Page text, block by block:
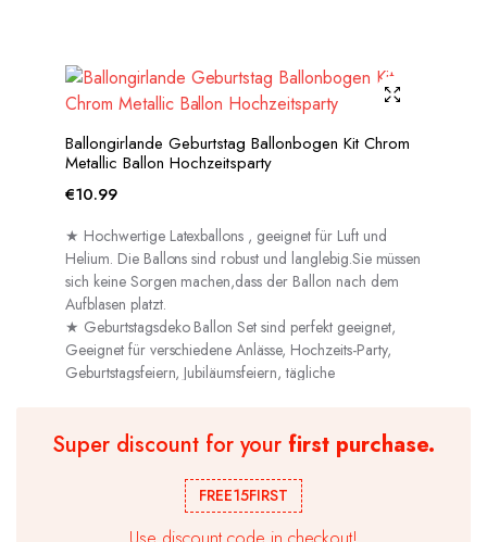
Ballongirlande Geburtstag Ballonbogen Kit Chrom
Metallic Ballon Hochzeitsparty
€10.99
★ Hochwertige Latexballons , geeignet für Luft und
Helium. Die Ballons sind robust und langlebig.Sie müssen
sich keine Sorgen machen,dass der Ballon nach dem
Aufblasen platzt.
★ Geburtstagsdeko Ballon Set sind perfekt geeignet,
Geeignet für verschiedene Anlässe, Hochzeits-Party,
Geburtstagsfeiern, Jubiläumsfeiern, tägliche
Super discount for yourfirst purchase.
FREE15FIRST